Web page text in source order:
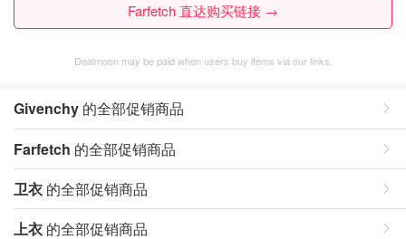
Farfetch 直达购买链接 →
Dealmoon may be paid when users buy items via our links.
Givenchy 的全部促销商品
Farfetch 的全部促销商品
卫衣 的全部促销商品
上衣 的全部促销商品